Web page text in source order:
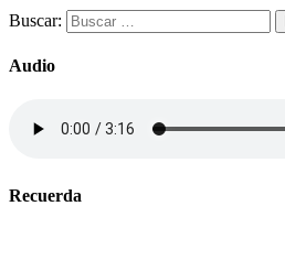
Buscar:
Audio
Recuerda